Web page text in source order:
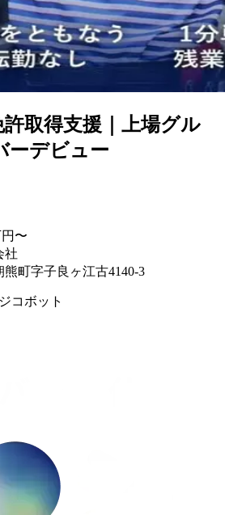
取得支援｜上場グル
ーデビュー
円〜
社
町字子良ヶ江古4140-3
コボット